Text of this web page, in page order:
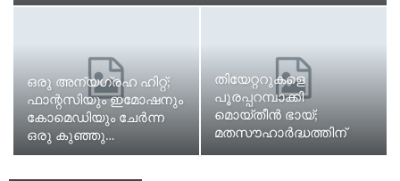
ഒരു അന്യഗ്രഹ ഹിറ്റ്;
ഫാന്റസിയും ഇമോഷനും
കോമെഡിയും ചേർന്ന
ഒരു കുഞ്ഞു…
തിയേറ്ററുകളെ
പൂരപ്പറമ്പാക്കി
മൊയ്തീൻ ഭായ്;
മതസൗഹാർദ്ധത്തിന്